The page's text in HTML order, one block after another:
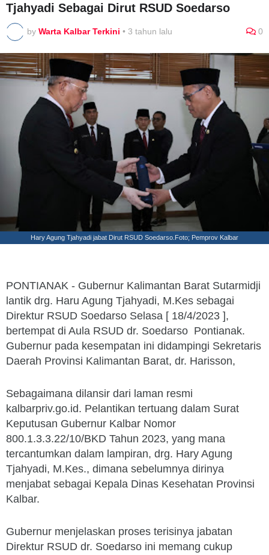
Tjahyadi Sebagai Dirut RSUD Soedarso
by Warta Kalbar Terkini • 3 tahun lalu 0
Hary Agung Tjahyadi jabat Dirut RSUD Soedarso.Foto; Pemprov Kalbar
PONTIANAK - Gubernur Kalimantan Barat Sutarmidji
lantik drg. Haru Agung Tjahyadi, M.Kes sebagai
Direktur RSUD Soedarso Selasa [ 18/4/2023 ],
bertempat di Aula RSUD dr. Soedarso Pontianak.
Gubernur pada kesempatan ini didampingi Sekretaris
Daerah Provinsi Kalimantan Barat, dr. Harisson,
Sebagaimana dilansir dari laman resmi
kalbarpriv.go.id. Pelantikan tertuang dalam Surat
Keputusan Gubernur Kalbar Nomor
800.1.3.3.22/10/BKD Tahun 2023, yang mana
tercantumkan dalam lampiran, drg. Hary Agung
Tjahyadi, M.Kes., dimana sebelumnya dirinya
menjabat sebagai Kepala Dinas Kesehatan Provinsi
Kalbar.
Gubernur menjelaskan proses terisinya jabatan
Direktur RSUD dr. Soedarso ini memang cukup